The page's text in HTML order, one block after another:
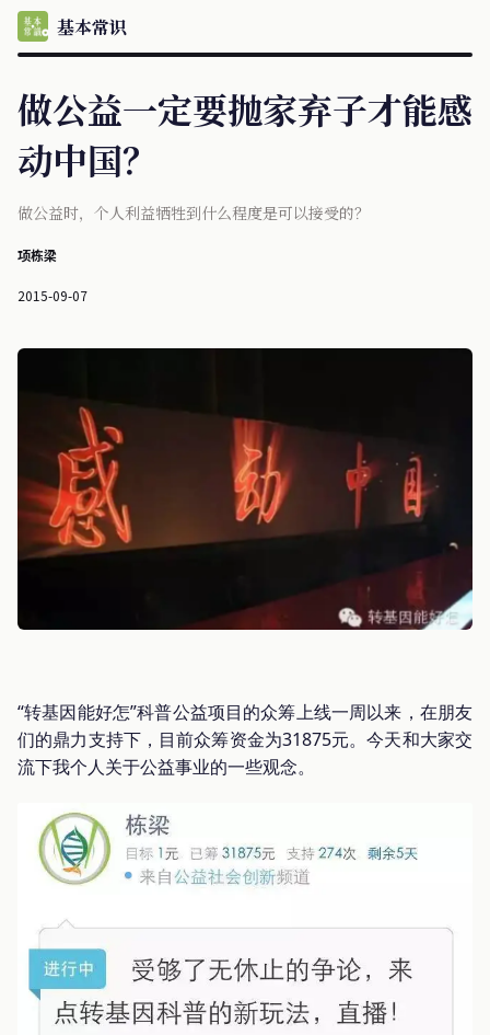
基本常识
做公益一定要抛家弃子才能感
动中国？
做公益时，个人利益牺牲到什么程度是可以接受的？
项栋梁
2015-09-07
“转基因能好怎”科普公益项目的众筹上线一周以来，在朋友
们的鼎力支持下，目前众筹资金为31875元。今天和大家交
流下我个人关于公益事业的一些观念。